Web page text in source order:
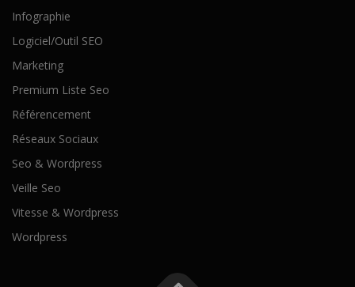
Infographie
Logiciel/Outil SEO
Marketing
Premium Liste Seo
Référencement
Réseaux Sociaux
Seo & Wordpress
Veille Seo
Vitesse & Wordpress
Wordpress